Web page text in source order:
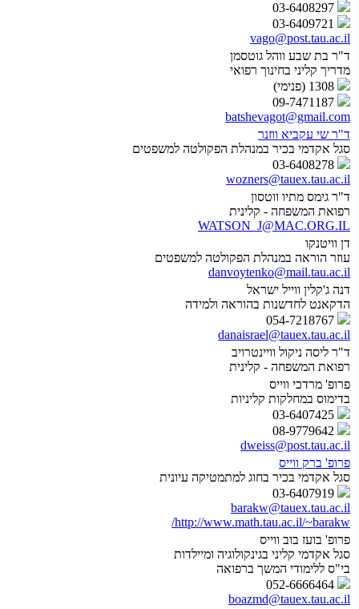
vago@post.tau.ac.il
ד"ר בת שבע ווהל גוטסמן
מדריך קליני בחינוך רפואי
batshevagot@gmail.com
ד"ר שי עקביא ווזנר
סגל אקדמי בכיר במנהלת הפקולטה למשפטים
wozners@tauex.tau.ac.il
ד"ר גימס מתיו ווטסון
רפואת המשפחה - קלינית
WATSON_J@MAC.ORG.IL
דן וויטנקו
עוזר הוראה במנהלת הפקולטה למשפטים
danvoytenko@mail.tau.ac.il
דנה ג'קלין ווייל ישראל
הדקאנט לחדשנות בהוראה ולמידה
danaisrael@tauex.tau.ac.il
ד"ר ליסה ניקול וויינטרויב
רפואת המשפחה - קלינית
פרופ' מרדכי ווייס
בדימוס במחלקות קליניות
dweiss@post.tau.ac.il
פרופ' ברק ווייס
סגל אקדמי בכיר בחוג למתמטיקה עיונית
barakw@tauex.tau.ac.il
http://www.math.tau.ac.il/~barakw/
פרופ' בועז בוב ווייס
סגל אקדמי קליני בגינקולוגיה ומיילדות
בי"ס ללימודי המשך ברפואה
boazmd@tauex.tau.ac.il